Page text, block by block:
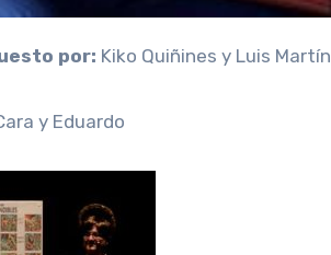
por: Kiko Quiñines y Luis Martín
y Eduardo